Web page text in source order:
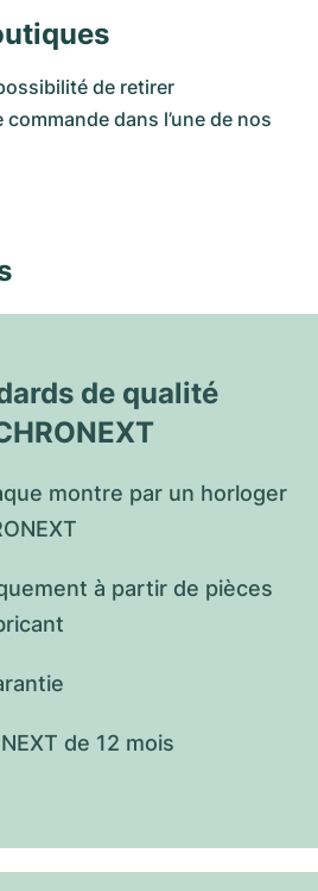
de retirer
dans l’une de nos
de qualité
montre par un horloger
à partir de pièces
de 12 mois